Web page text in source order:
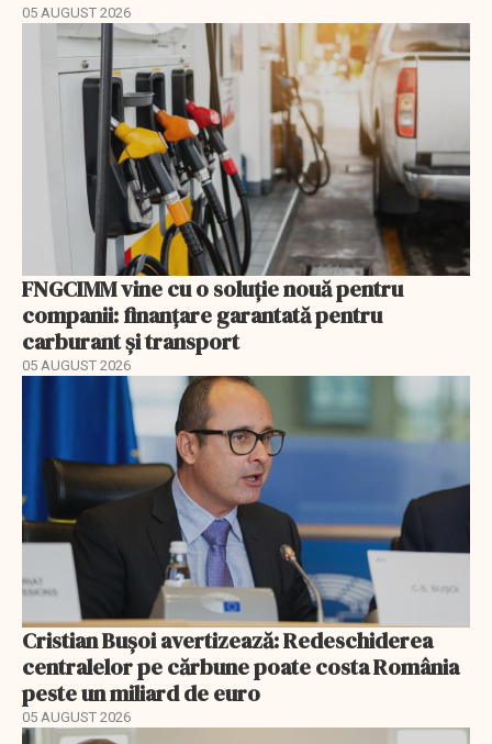
05 AUGUST 2026
FNGCIMM vine cu o soluție nouă pentru
companii: finanțare garantată pentru
carburant și transport
05 AUGUST 2026
Cristian Bușoi avertizează: Redeschiderea
centralelor pe cărbune poate costa România
peste un miliard de euro
05 AUGUST 2026